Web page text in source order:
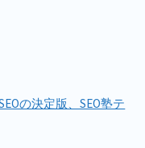
の決定版、SEO塾テ